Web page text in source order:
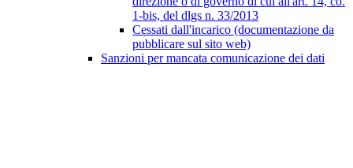
1-bis, del dlgs n. 33/2013
Cessati dall'incarico (documentazione da
pubblicare sul sito web)
Sanzioni per mancata comunicazione dei dati